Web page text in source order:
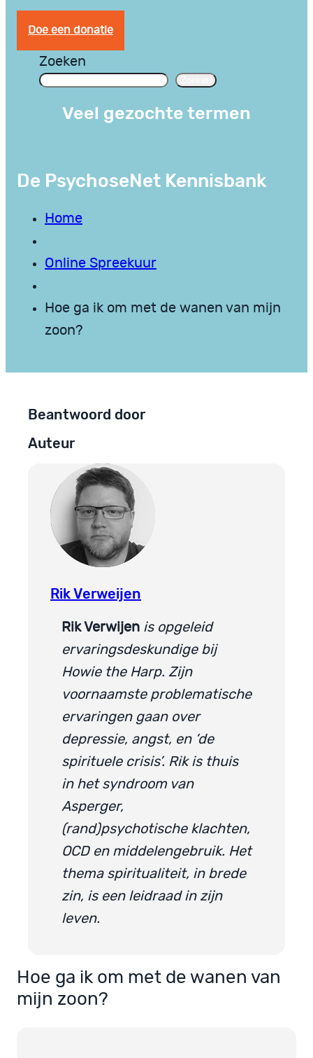
Doe een donatie
Zoeken
Veel gezochte termen
De PsychoseNet Kennisbank
Home
Online Spreekuur
Hoe ga ik om met de wanen van mijn
zoon?
Beantwoord door
Auteur
Rik Verweijen
Rik Verwijen is opgeleid
ervaringsdeskundige bij
Howie the Harp. Zijn
voornaamste problematische
ervaringen gaan over
depressie, angst, en ‘de
spirituele crisis’. Rik is thuis
in het syndroom van
Asperger,
(rand)psychotische klachten,
OCD en middelengebruik. Het
thema spiritualiteit, in brede
zin, is een leidraad in zijn
leven.
Hoe ga ik om met de wanen van
mijn zoon?